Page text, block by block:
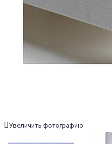
Увеличить фотографию